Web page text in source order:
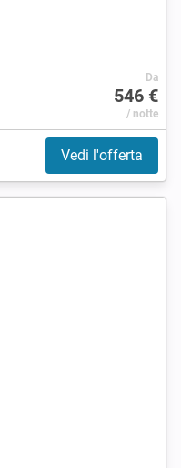
Da
546 €
/ notte
Vedi l'offerta